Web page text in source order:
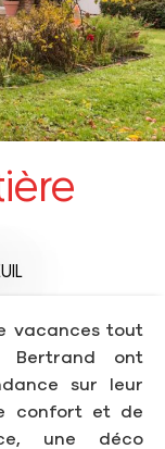
vacances tout
Bertrand ont
sur leur
confort et de
une déco